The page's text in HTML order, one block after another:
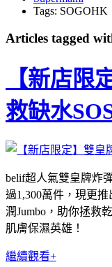
Tags: SOGOHK
Articles tagged
【新店限
救缺水
belif超人氣雙皇牌炸
過1,300萬件，現更推
潤Jumbo，助你拯救
肌膚保濕英雄！
繼續觀看+